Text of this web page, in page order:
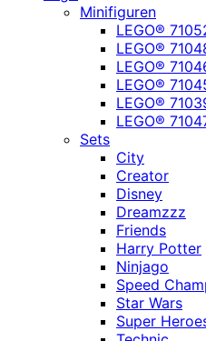
Minifiguren
LEGO®
LEGO®
LEGO®
LEGO®
LEGO®
LEGO®
Sets
City
Creator
Disney
Dreamzzz
Friends
Harry Potter
Ninjago
Speed
Star Wars
Super